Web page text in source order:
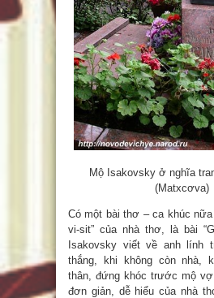
Mộ Isakovsky ở nghĩa
(Matxcơva)
Có một bài thơ – ca khúc
vi-sit” của nhà thơ, là bài
Isakovsky viết về anh lính
thắng, khi không còn nhà,
thân, đứng khóc trước mộ
đơn giản, dễ hiểu của nhà